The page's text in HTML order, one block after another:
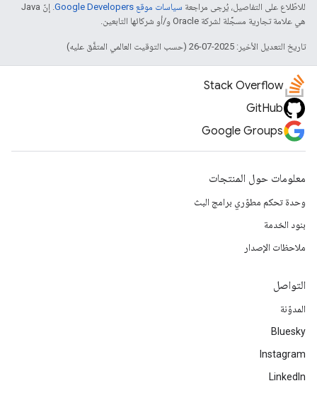
للاطّلاع على التفاصيل، يُرجى مراجعة سياسات موقع Google Developers‏
. إنّ Java
هي علامة تجارية مسجَّلة لشركة Oracle و/أو شركائها التابعين.
تاريخ التعديل الأخير: 2025-07-26 (حسب التوقيت العالمي المتفَّق عليه)
Stack Overflow
GitHub
Google Groups
معلومات حول المنتجات
وحدة تحكم مطوّري برامج البث
بنود الخدمة
ملاحظات الإصدار
التواصل
المدوّنة
Bluesky
Instagram
LinkedIn